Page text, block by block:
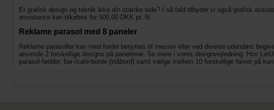
Er grafisk design og teknik ikke din stærke side? I så fald tilbyder vi også grafisk
assistance kan tilkøbes for 500,00 DKK pr. fil.
Reklame parasol med 8 paneler
Reklame parasoller kan med fordel benyttes til messer eller ved diverse udendørs
anvende 2 forskellige designs på panelerne. Se mere i vores designvejledning. Hos
parasol-fødder, bar-/café-borde (ståbord) samt vælge mellem 10 forskellige farver på